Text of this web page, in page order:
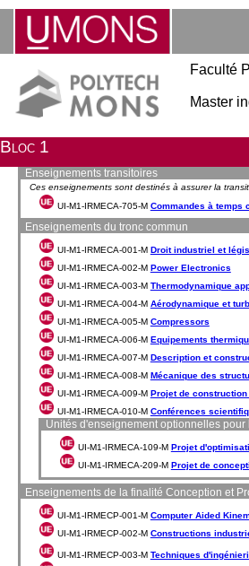
Faculté
Master
Bloc 1
Enseignements transitoires
Ces enseignements sont destinés à assurer la
UI-M1-IRMECA-705-M Commandes à temps
Enseignements du tronc commun
UI-M1-IRMECA-001-M Droit industriel et
UI-M1-IRMECA-002-M Power Electronics
UI-M1-IRMECA-003-M Thermodynamique
UI-M1-IRMECA-004-M Aérodynamique et
UI-M1-IRMECA-005-M Compressors
UI-M1-IRMECA-006-M Equipements
UI-M1-IRMECA-007-M Description et
UI-M1-IRMECA-008-M Mécanique des
UI-M1-IRMECA-009-M Projet de
UI-M1-IRMECA-010-M Conférences
Unités d'enseignement optionnelles
UI-M1-IRMECA-109-M Projet
UI-M1-IRMECA-209-M Projet de
Enseignements de la finalité Conception et
UI-M1-IRMECP-001-M Computer Aided
UI-M1-IRMECP-002-M Constructions
UI-M1-IRMECP-003-M Techniques